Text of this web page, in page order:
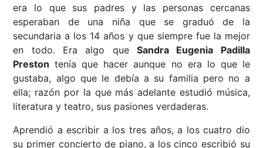
era lo que sus padres y las personas cercanas
esperaban de una niña que se graduó de la
secundaria a los 14 años y que siempre fue la mejor
en todo. Era algo que Sandra Eugenia Padilla
Preston tenía que hacer aunque no era lo que le
gustaba, algo que le debía a su familia pero no a
ella; razón por la que más adelante estudió música,
literatura y teatro, sus pasiones verdaderas.
Aprendió a escribir a los tres años, a los cuatro dio
su primer concierto de piano, a los cinco escribió su